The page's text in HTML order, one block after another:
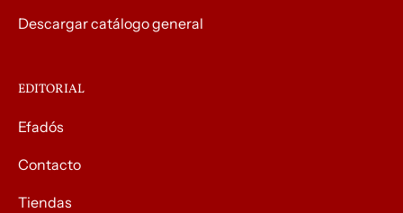
Descargar catálogo general
EDITORIAL
Efadós
Contacto
Tiendas